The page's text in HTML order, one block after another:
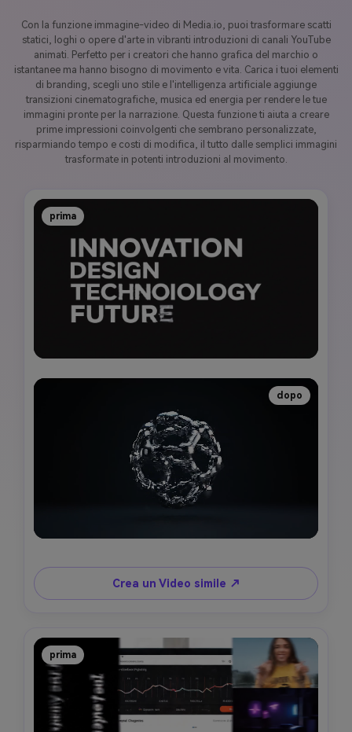
Con la funzione immagine-video di Media.io, puoi trasformare scatti
statici, loghi o opere d'arte in vibranti introduzioni di canali YouTube
animati. Perfetto per i creatori che hanno grafica del marchio o
istantanee ma hanno bisogno di movimento e vita. Carica i tuoi elementi
di branding, scegli uno stile e l'intelligenza artificiale aggiunge
transizioni cinematografiche, musica ed energia per rendere le tue
immagini pronte per la narrazione. Questa funzione ti aiuta a creare
prime impressioni coinvolgenti che sembrano personalizzate,
risparmiando tempo e costi di modifica, il tutto dalle semplici immagini
trasformate in potenti introduzioni al movimento.
prima
dopo
Crea un Video simile ↗
prima